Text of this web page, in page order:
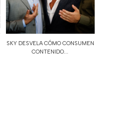
SKY DESVELA CÓMO CONSUMEN
CONTENIDO...